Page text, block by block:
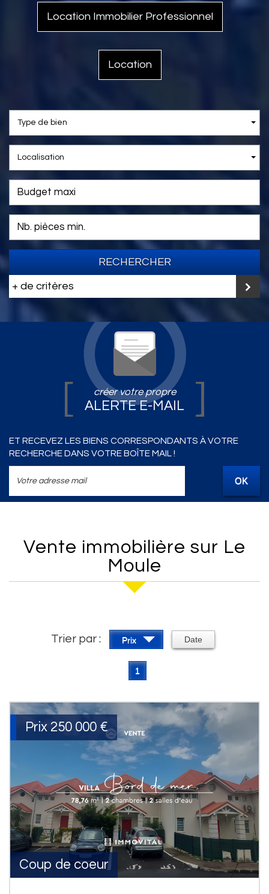
Location Immobilier Professionnel
Location
Type de bien
Localisation
RECHERCHER
+ de critères
créer votre propre
ALERTE E-MAIL
ET RECEVEZ LES BIENS CORRESPONDANTS À VOTRE
RECHERCHE DANS VOTRE BOÎTE MAIL !
OK
Vente immobilière sur Le
Moule
Trier par : Prix Date
1
Coup de coeur
Prix 250 000 €